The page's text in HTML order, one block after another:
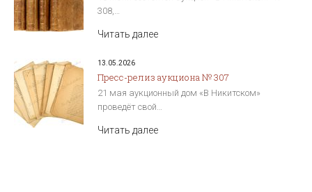
308,…
Читать далее
13.05.2026
Пресс-релиз аукциона № 307
21 мая аукционный дом «В Никитском»
проведёт свой…
Читать далее